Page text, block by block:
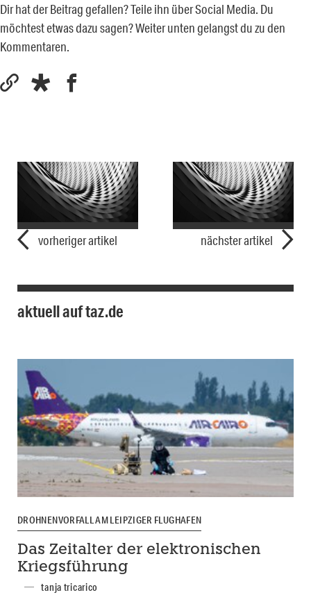
Dir hat der Beitrag gefallen? Teile ihn über Social Media. Du
möchtest etwas dazu sagen? Weiter unten gelangst du zu den
Kommentaren.
vorheriger artikel nächster artikel
aktuell auf taz.de
DROHNENVORFALL AM LEIPZIGER FLUGHAFEN
Das Zeitalter der elektronischen
Kriegsführung
tanja tricarico